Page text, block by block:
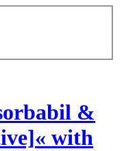
&
with